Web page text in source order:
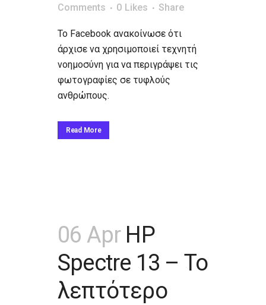
Comments
0 Likes Share
Το Facebook ανακοίνωσε ότι
άρχισε να χρησιμοποιεί τεχνητή
νοημοσύνη για να περιγράψει τις
φωτογραφίες σε τυφλούς
ανθρώπους.
Read More
06 Apr HP
Spectre 13 – Το
λεπτότερο